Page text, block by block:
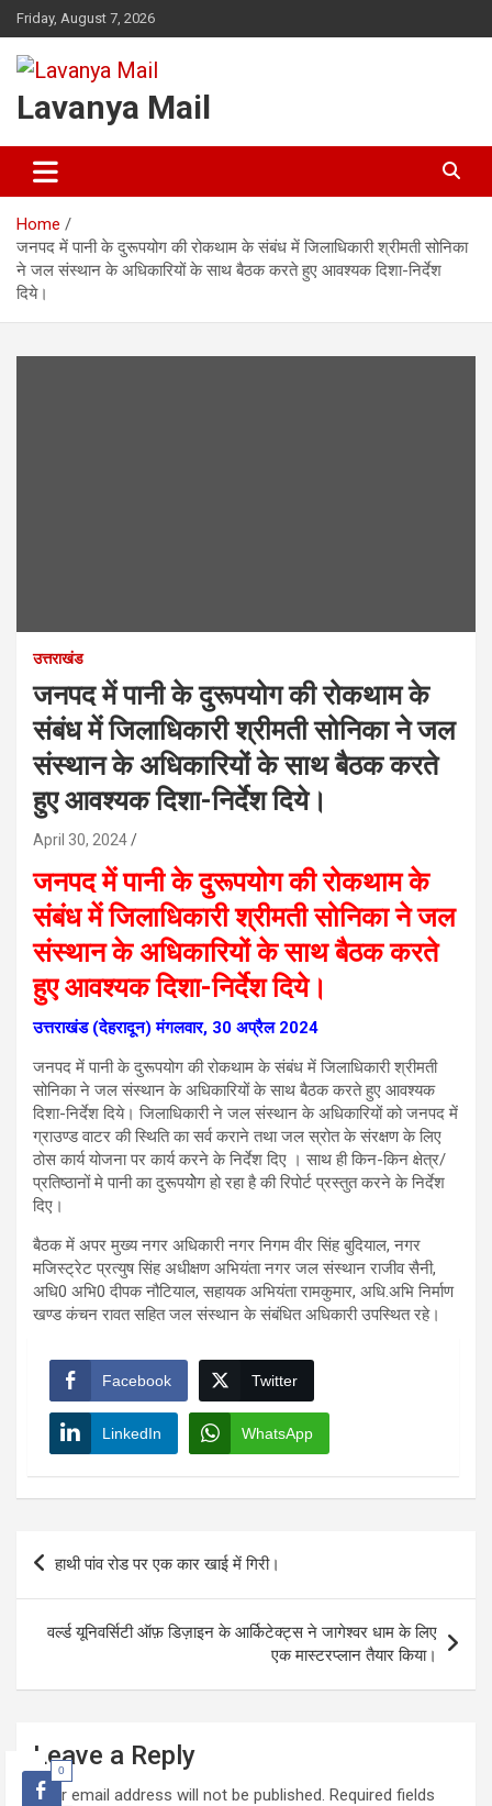
Skip
to
content
Friday, August 7, 2026
Lavanya Mail
Home
जनपद में पानी के दुरूपयोग की रोकथाम के संबंध में जिलाधिकारी श्रीमती सोनिका
ने जल संस्थान के अधिकारियों के साथ बैठक करते हुए आवश्यक दिशा-निर्देश
दिये।
उत्तराखंड
जनपद में पानी के दुरूपयोग की रोकथाम के
संबंध में जिलाधिकारी श्रीमती सोनिका ने जल
संस्थान के अधिकारियों के साथ बैठक करते
हुए आवश्यक दिशा-निर्देश दिये।
April 30, 2024
जनपद में पानी के दुरूपयोग की रोकथाम के
संबंध में जिलाधिकारी श्रीमती सोनिका ने जल
संस्थान के अधिकारियों के साथ बैठक करते
हुए आवश्यक दिशा-निर्देश दिये।
उत्तराखंड (देहरादून) मंगलवार, 30 अप्रैल 2024
जनपद में पानी के दुरूपयोग की रोकथाम के संबंध में जिलाधिकारी श्रीमती
सोनिका ने जल संस्थान के अधिकारियों के साथ बैठक करते हुए आवश्यक
दिशा-निर्देश दिये। जिलाधिकारी ने जल संस्थान के अधिकारियों को जनपद में
ग्राउण्ड वाटर की स्थिति का सर्व कराने तथा जल स्रोत के संरक्षण के लिए
ठोस कार्य योजना पर कार्य करने के निर्देश दिए । साथ ही किन-किन क्षेत्र/
प्रतिष्ठानों मे पानी का दुरूपयोेग हो रहा है की रिपोर्ट प्रस्तुत करने के निर्देश
दिए।
बैठक में अपर मुख्य नगर अधिकारी नगर निगम वीर सिंह बुदियाल, नगर
मजिस्ट्रेट प्रत्युष सिंह अधीक्षण अभियंता नगर जल संस्थान राजीव सैनी,
अधि0 अभि0 दीपक नौटियाल, सहायक अभियंता रामकुमार, अधि.अभि निर्माण
खण्ड कंचन रावत सहित जल संस्थान के संबंधित अधिकारी उपस्थित रहे।
Facebook Twitter
LinkedIn WhatsApp
Post
हाथी पांव रोड पर एक कार खाई में गिरी।
वर्ल्ड यूनिवर्सिटी ऑफ़ डिज़ाइन के आर्किटेक्ट्स ने जागेश्वर धाम के लिए
एक मास्टरप्लान तैयार किया।
Leave a Reply
Your email address will not be published. Required fields
0